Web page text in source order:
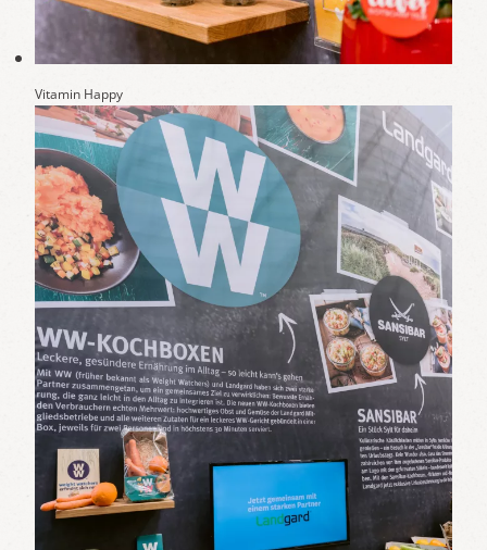
Vitamin Happy